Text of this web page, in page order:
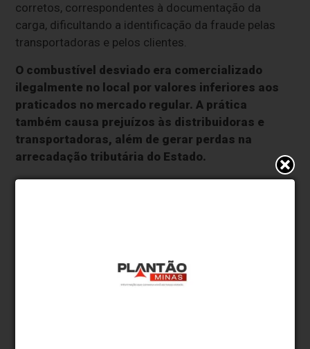
corretos, correspondentes à documentação da
carga, dificultando a identificação da fraude pelas
transportadoras e pelos clientes.
O combustível desviado era comercializado
ilegalmente no local por valores inferiores aos
praticados no mercado regular. A prática
também causa prejuízos às distribuidoras e
transportadoras, além de gerar perdas na
arrecadação tributária do Estado.
representam riscos à segurança da
população, principalmente pela